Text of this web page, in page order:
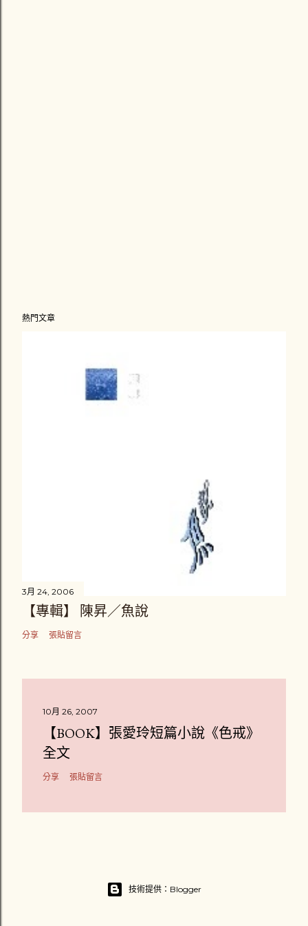
熱門文章
3月 24, 2006
【專輯】 陳昇／魚說
分享 張貼留言
10月 26, 2007
【BOOK】張愛玲短篇小說《色戒》
全文
分享 張貼留言
技術提供：Blogger